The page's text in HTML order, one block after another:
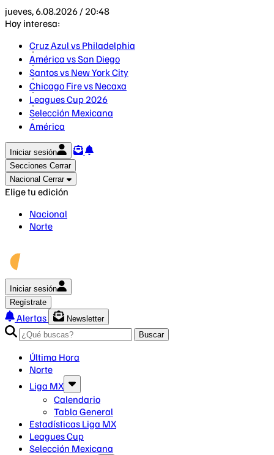
jueves, 6.08.2026 / 20:48
Hoy interesa:
Cruz Azul vs Philadelphia
América vs San Diego
Santos vs New York City
Chicago Fire vs Necaxa
Leagues Cup 2026
Selección Mexicana
América
Iniciar sesión
Secciones Cerrar
Nacional Cerrar
Elige tu edición
Nacional
Norte
Iniciar sesión
Regístrate
Alertas
Newsletter
Buscar
Última Hora
Norte
Liga MX
Calendario
Tabla General
Estadísticas Liga MX
Leagues Cup
Selección Mexicana